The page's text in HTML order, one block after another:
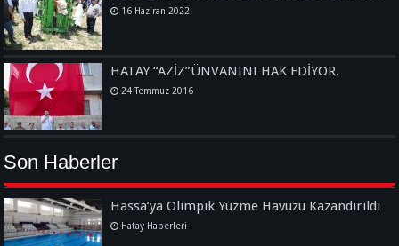
16 Haziran 2022
HATAY “AZİZ”ÜNVANINI HAK EDİYOR.
24 Temmuz 2016
Son Haberler
Hassa’ya Olimpik Yüzme Havuzu Kazandırıldı
Hatay Haberleri